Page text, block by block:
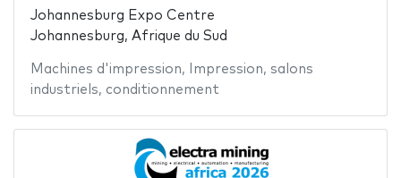
Johannesburg Expo Centre
Johannesburg, Afrique du Sud
Machines d'impression, Impression, salons
industriels, conditionnement